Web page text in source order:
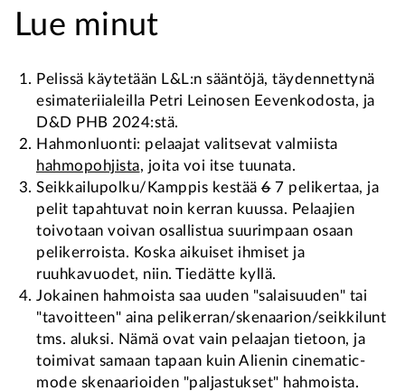
Lue minut
Pelissä käytetään L&L:n sääntöjä, täydennettynä
esimateriialeilla Petri Leinosen Eevenkodosta, ja
D&D PHB 2024:stä.
Hahmonluonti: pelaajat valitsevat valmiista
hahmopohjista, joita voi itse tuunata.
Seikkailupolku/Kamppis kestää 67 pelikertaa, ja
pelit tapahtuvat noin kerran kuussa. Pelaajien
toivotaan voivan osallistua suurimpaan osaan
pelikerroista. Koska aikuiset ihmiset ja
ruuhkavuodet, niin. Tiedätte kyllä.
Jokainen hahmoista saa uuden "salaisuuden" tai
"tavoitteen" aina pelikerran/skenaarion/seikkilunt
tms. aluksi. Nämä ovat vain pelaajan tietoon, ja
toimivat samaan tapaan kuin Alienin cinematic-
mode skenaarioiden "paljastukset" hahmoista.